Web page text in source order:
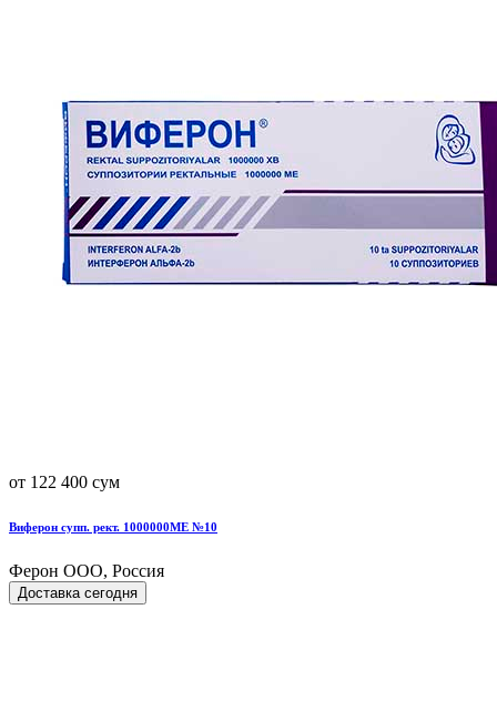
от 122 400 сум
Виферон супп. рект. 1000000МЕ №10
Ферон ООО, Россия
Доставка сегодня